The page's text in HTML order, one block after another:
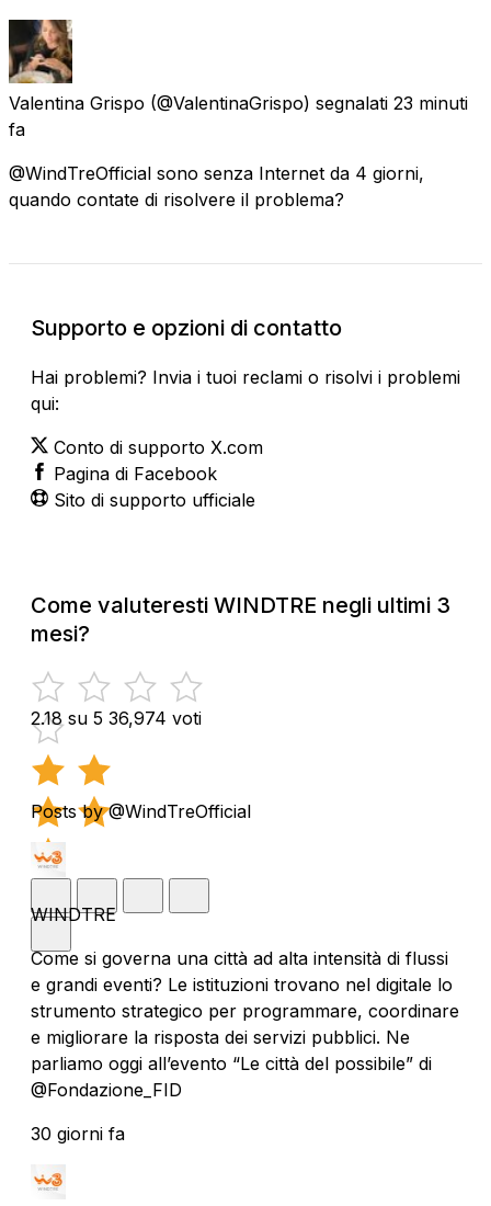
Valentina Grispo (@ValentinaGrispo) segnalati 23 minuti
fa
@WindTreOfficial sono senza Internet da 4 giorni,
quando contate di risolvere il problema?
Supporto e opzioni di contatto
Hai problemi? Invia i tuoi reclami o risolvi i problemi
qui:
Conto di supporto X.com
Pagina di Facebook
Sito di supporto ufficiale
Come valuteresti WINDTRE negli ultimi 3
mesi?
2.18 su 5 36,974 voti
Posts by @WindTreOfficial
WINDTRE
Come si governa una città ad alta intensità di flussi
e grandi eventi? Le istituzioni trovano nel digitale lo
strumento strategico per programmare, coordinare
e migliorare la risposta dei servizi pubblici. Ne
parliamo oggi all’evento “Le città del possibile” di
@Fondazione_FID
30 giorni fa